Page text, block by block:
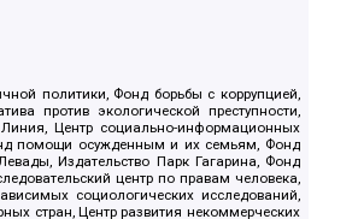
политики, Фонд борьбы с коррупцией,
против экологической преступности,
Центр социально-информационных
помощи осужденным и их семьям, Фонд
Издательство Парк Гагарина, Фонд
центр по правам человека,
социологических исследований,
стран, Центр развития некоммерческих